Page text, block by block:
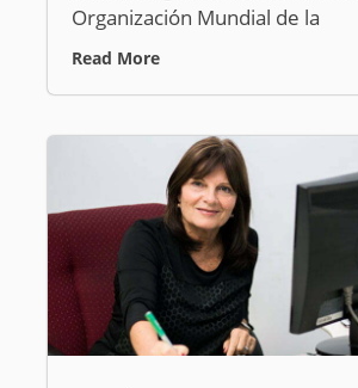
Organización Mundial de la
Read More